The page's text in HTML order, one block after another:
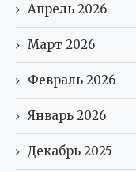
Апрель 2026
Март 2026
Февраль 2026
Январь 2026
Декабрь 2025